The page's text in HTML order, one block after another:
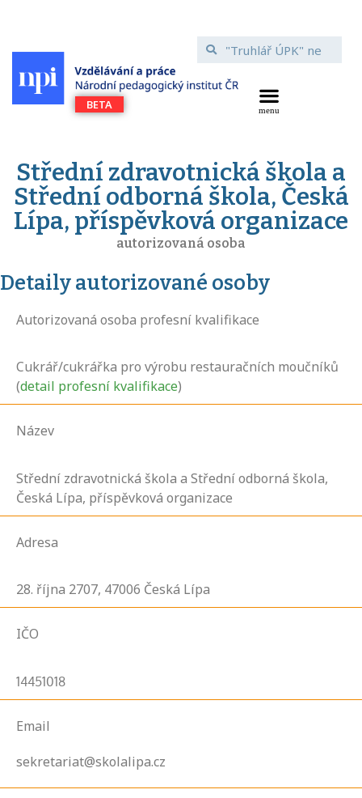
Střední zdravotnická škola a
Střední odborná škola, Česká
Lípa, příspěvková organizace
autorizovaná osoba
Detaily autorizované osoby
Autorizovaná osoba profesní kvalifikace
Cukrář/cukrářka pro výrobu restauračních moučníků
(detail profesní kvalifikace)
Název
Střední zdravotnická škola a Střední odborná škola,
Česká Lípa, příspěvková organizace
Adresa
28. října 2707, 47006 Česká Lípa
IČO
14451018
Email
sekretariat@skolalipa.cz